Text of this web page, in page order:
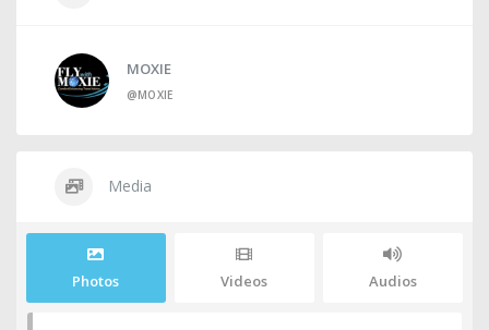
MOXIE
@MOXIE
Media
Photos Videos Audios